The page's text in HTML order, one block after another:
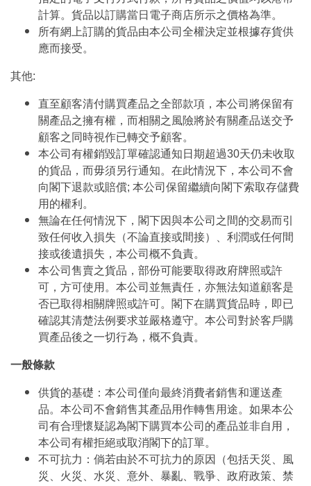
計算。貨品以訂購當日電子商店所示之價格為準。
所有網上訂購的貨品由本公司全權決定並根據存貨供
應而接受。
其他:
直至顧客清付購買產品之全部款項，本公司將保留有
關產品之擁有權，而相關之風險將於有關產品送交予
顧客之同時視作已轉交予顧客。
本公司有權銷毀訂單確認通知日期超過30天仍未收取
的貨品，而毋須另行通知。在此情況下，本公司不會
向閣下退款或賠償; 本公司保留繼續向閣下索取存儲費
用的權利。
無論在任何情況下，閣下因與本公司之間的交易而引
致任何收入損失（不論直接或間接）、利潤或任何間
接或後遺損失，本公司概不負責。
本公司售賣之貨品，部份可能要取得政府牌照或許
可，方可使用。本公司並無責任，亦無法知道顧客是
否已取得相關牌照或許可。閣下在購買貨品時，即已
確認其清楚法例要求並嚴格遵守。本公司對於客戶購
買產品後之一切行為，概不負責。
一般條款
供貨的基礎：本公司僅向最終消費者銷售和運送產
品。本公司不會銷售其產品用作轉售用途。如果本公
司有合理懷疑認為閣下購買本公司的產品並非自用，
本公司有權拒絕或取消閣下的訂單。
不可抗力：倘若由於不可抗力的原因（包括天災、風
災、火災、水災、意外、暴亂、戰爭、政府政策、禁